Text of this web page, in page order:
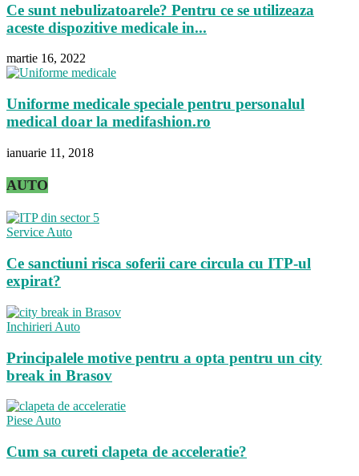
Ce sunt nebulizatoarele? Pentru ce se utilizeaza
aceste dispozitive medicale in...
martie 16, 2022
Uniforme medicale speciale pentru personalul
medical doar la medifashion.ro
ianuarie 11, 2018
AUTO
Service Auto
Ce sanctiuni risca soferii care circula cu ITP-ul
expirat?
Inchirieri Auto
Principalele motive pentru a opta pentru un city
break in Brasov
Piese Auto
Cum sa cureti clapeta de acceleratie?